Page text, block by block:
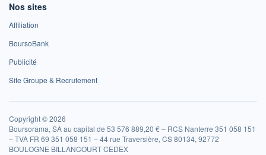
Nos sites
Affiliation
BoursoBank
Publicité
Site Groupe & Recrutement
Copyright © 2026
Boursorama, SA au capital de 53 576 889,20 € – RCS Nanterre 351 058 151
– TVA FR 69 351 058 151 – 44 rue Traversière, CS 80134, 92772
BOULOGNE BILLANCOURT CEDEX